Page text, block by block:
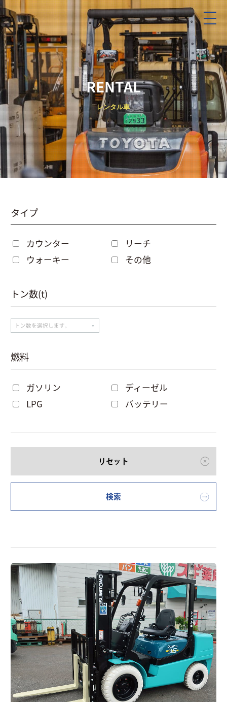
RENTAL
レンタル車
タイプ
カウンター
リーチ
ウォーキー
その他
トン数(t)
燃料
ガソリン
ディーゼル
LPG
バッテリー
リセット
検索